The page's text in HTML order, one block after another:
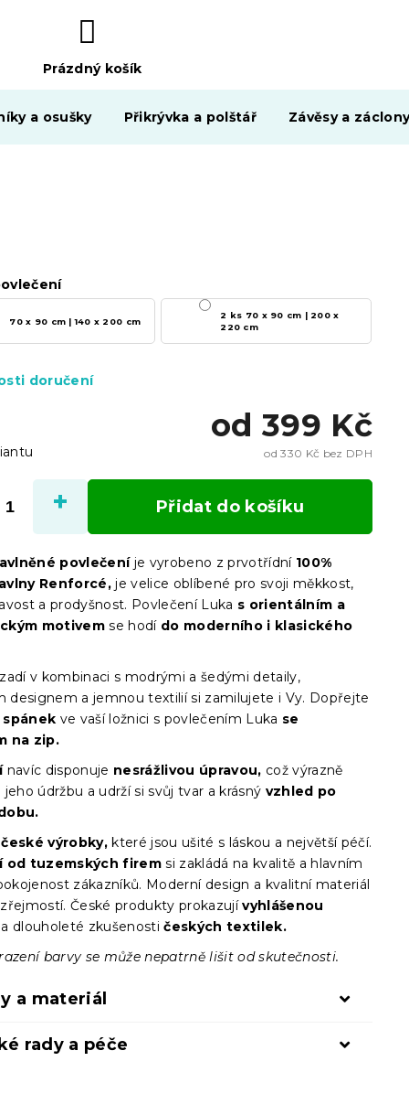
NÁKUPNÍ
KOŠÍK
Prázdný košík
a osušky Přikrývka a polštář Závěsy a
od 399 Kč
od330 Kč bez DPH
cena:
70 x 90 cm | 140 x 200 cm
2 ks 70 x 90 cm | 200 x
220 cm
doručení
Přidat do košíku
povlečeníje vyrobeno z prvotřídní 100%
Renforcé, je velice oblíbené pro svoji měkkost,
a prodyšnost. Povlečení Luka s orientálním a
motivem se hodí do moderního i klasického
v kombinaci s modrými a šedými detaily,
designem a jemnou textilií si zamilujete i Vy. Dopřejte
ve vaší ložnici s povlečením Luka se
na zip.
navíc disponuje nesrážlivou úpravou, což výrazně
jeho údržbu a udrží si svůj tvar a krásný vzhled po
české výrobky, které jsou ušité s láskou a největší péčí.
od tuzemských firem si zakládá na kvalitě a hlavním
zákazníků. Moderní design a kvalitní materiál
České produkty prokazujívyhlášenou
dlouholeté zkušenostičeských textilek.
barvy se může nepatrně lišit od skutečnosti.
a materiál
rady a péče